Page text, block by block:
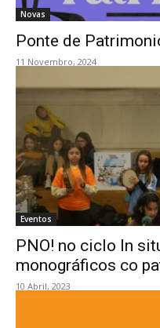
Novas
Ponte de
11 Novembro, 2024
Eventos
PNO! no ciclo In
monográficos co
10 Abril, 2023